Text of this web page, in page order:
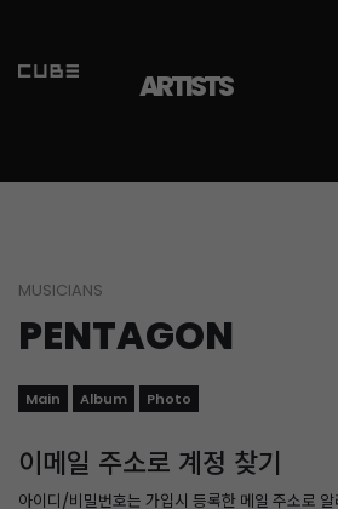
ARTISTS
MUSICIANS
PENTAGON
Main Album Photo
이메일 주소로 계정 찾기
아이디/비밀번호는 가입시 등록한 메일 주소로